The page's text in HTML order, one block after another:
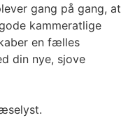
gang på gang, at
kammeratlige
en fælles
din nye, sjove